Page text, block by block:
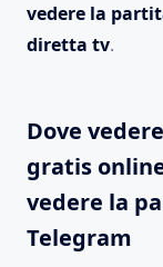
vedere la
diretta tv.
Dove
gratis
vedere la
Telegram